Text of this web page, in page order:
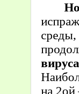
на 2ой